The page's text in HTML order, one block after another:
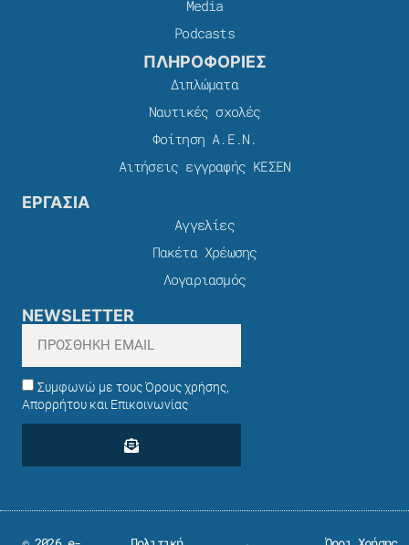
Media
Podcasts
ΠΛΗΡΟΦΟΡΙΕΣ
Διπλώματα
Ναυτικές σχολές
Φοίτηση Α.Ε.Ν.
Αιτήσεις εγγραφής ΚΕΣΕΝ
ΕΡΓΑΣΙΑ
Αγγελίες
Πακέτα Χρέωσης​
Λογαριασμός
NEWSLETTER
Συμφωνώ με τους Όρους χρήσης,
Απορρήτου και Επικοινωνίας